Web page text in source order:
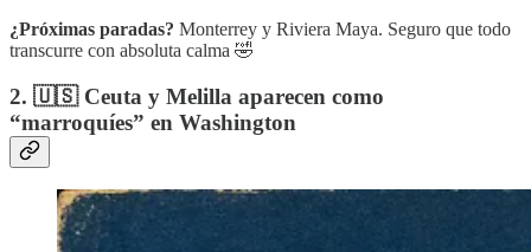
¿Próximas paradas? Monterrey y Riviera Maya. Seguro que todo
transcurre con absoluta calma 🤣
2. 🇺🇸 Ceuta y Melilla aparecen como
“marroquíes” en Washington